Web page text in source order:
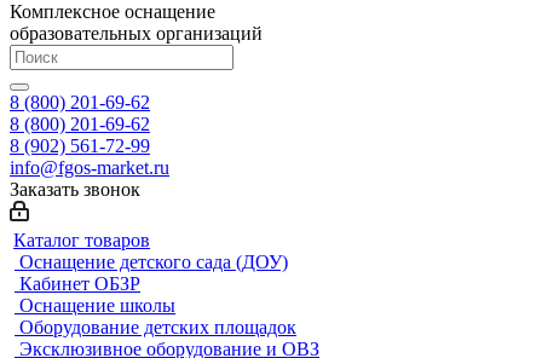
Комплексное оснащение
образовательных организаций
8 (800) 201-69-62
8 (800) 201-69-62
8 (902) 561-72-99
info@fgos-market.ru
Заказать звонок
Каталог товаров
Оснащение детского сада (ДОУ)
Кабинет ОБЗР
Оснащение школы
Оборудование детских площадок
Эксклюзивное оборудование и ОВЗ